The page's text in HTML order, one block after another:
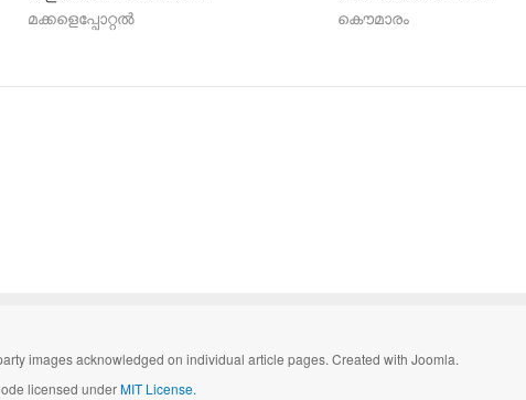
മക്കളെപ്പോറ്റല്‍ കൌമാരം
images acknowledged on individual article pages. Created with Joomla.
licensed underMIT License.